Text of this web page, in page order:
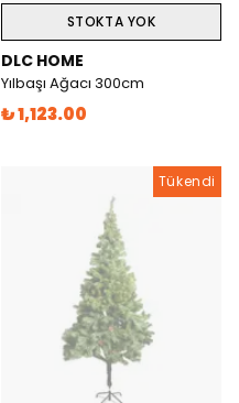
STOKTA YOK
DLC HOME
Yılbaşı Ağacı 300cm
₺ 1,123.00
Tükendi